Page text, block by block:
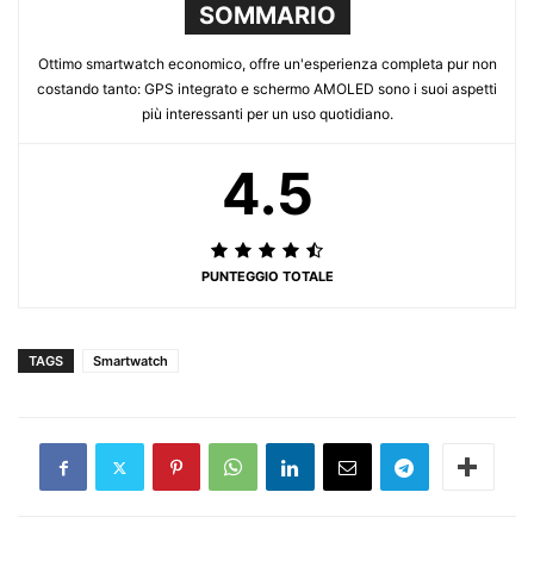
SOMMARIO
Ottimo smartwatch economico, offre un'esperienza completa pur non
costando tanto: GPS integrato e schermo AMOLED sono i suoi aspetti
più interessanti per un uso quotidiano.
4.5
PUNTEGGIO TOTALE
TAGS Smartwatch